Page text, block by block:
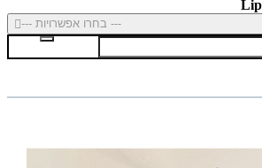
--- בחרו אפשרויות ---